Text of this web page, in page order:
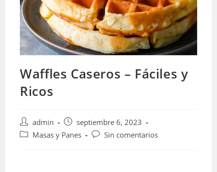
Waffles Caseros – Fáciles y
Ricos
Autor
de
admin
Publicación
de
septiembre 6, 2023
Categoría
Masas y Panes
Comentarios
Sin comentarios